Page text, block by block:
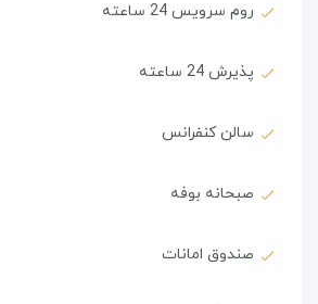
روم سرویس 24 ساعته
پذیرش 24 ساعته
سالن کنفرانس
صبحانه بوفه
صندوق امانات